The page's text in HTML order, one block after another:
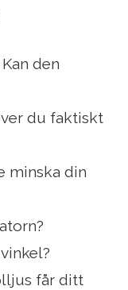
den
du faktiskt
minska din
får ditt